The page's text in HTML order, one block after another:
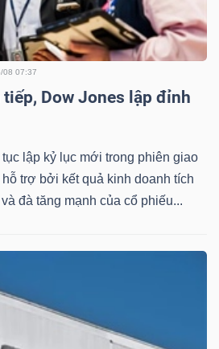
08 07:37
Dow Jones lập đỉnh
lập kỷ lục mới trong phiên giao
trợ bởi kết quả kinh doanh tích
đà tăng mạnh của cổ phiếu...
Chỉ số Chứng chỉ quỹ Chứng
Người liên quan Cổ đông lớn